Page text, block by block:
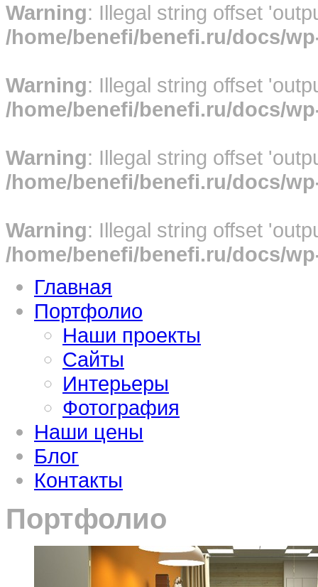
Warning: Illegal string offset
/home/benefi/benefi.ru/docs/
Warning: Illegal string offset
/home/benefi/benefi.ru/docs/
Warning: Illegal string offset
/home/benefi/benefi.ru/docs/
Warning: Illegal string offset
/home/benefi/benefi.ru/docs/
Главная
Портфолио
Наши проекты
Сайты
Интерьеры
Фотография
Наши цены
Блог
Контакты
Портфолио